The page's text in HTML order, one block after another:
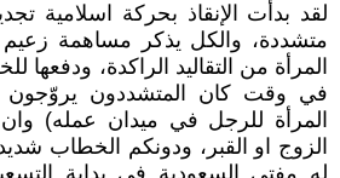
لقد بدأت الإنقاذ بحركة اسلامية
متشددة، والكل يذكر مساهمة
المرأة من التقاليد الراكدة، ودفعها
في وقت كان المتشددون
المرأة للرجل في ميدان عمله)
الزوج او القبر، ودونكم الخطاب